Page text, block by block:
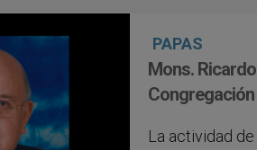
PAPAS
Mons.
La actividad